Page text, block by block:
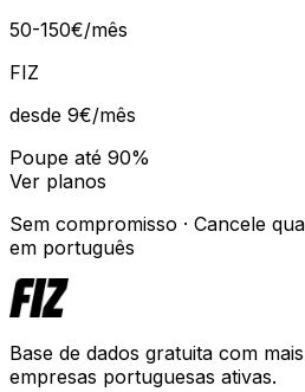
50-150€/mês
FIZ
desde 9€/mês
Poupe até 90%
Ver planos
Sem compromisso · Cancele
em português
Base de dados gratuita com
empresas portuguesas ativas.